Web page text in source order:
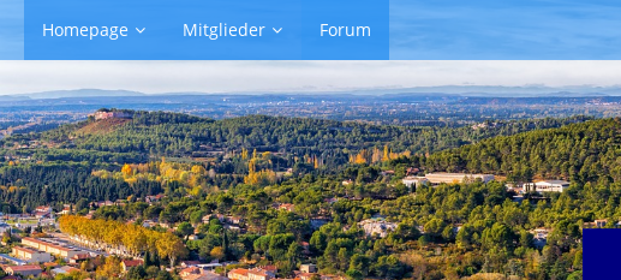
Homepage Mitglieder Forum